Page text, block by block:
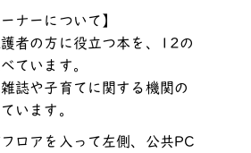
ナーについて】
者の方に役立つ本を、12の
ています。
誌や子育てに関する機関の
います。
ロアを入って左側、公共PC